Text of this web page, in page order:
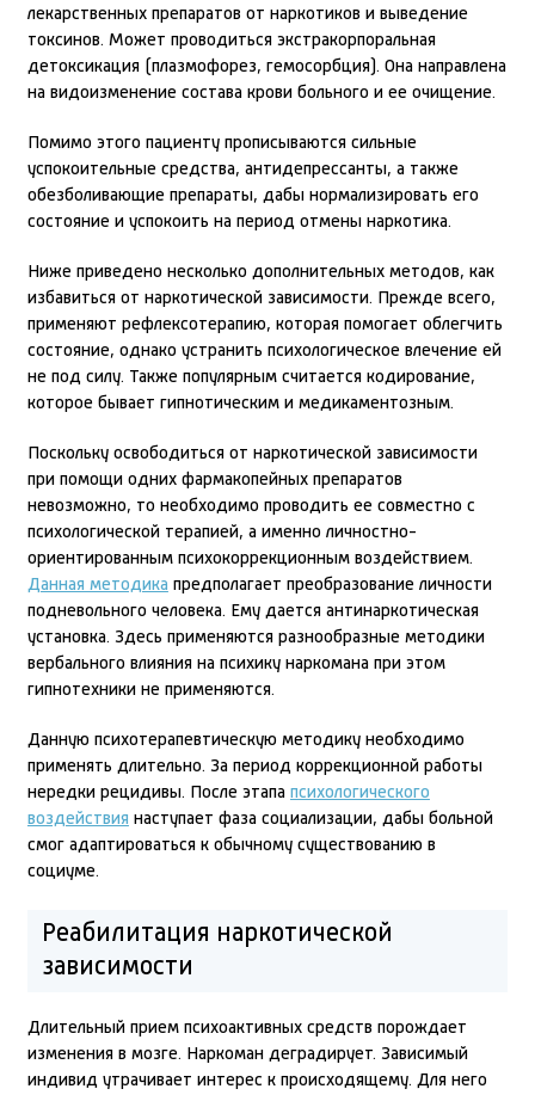
лекарственных препаратов от наркотиков и выведение
токсинов. Может проводиться экстракорпоральная
детоксикация (плазмофорез, гемосорбция). Она направлена
на видоизменение состава крови больного и ее очищение.
Помимо этого пациенту прописываются сильные
успокоительные средства, антидепрессанты, а также
обезболивающие препараты, дабы нормализировать его
состояние и успокоить на период отмены наркотика.
Ниже приведено несколько дополнительных методов, как
избавиться от наркотической зависимости. Прежде всего,
применяют рефлексотерапию, которая помогает облегчить
состояние, однако устранить психологическое влечение ей
не под силу. Также популярным считается кодирование,
которое бывает гипнотическим и медикаментозным.
Поскольку освободиться от наркотической зависимости
при помощи одних фармакопейных препаратов
невозможно, то необходимо проводить ее совместно с
психологической терапией, а именно личностно-
ориентированным психокоррекционным воздействием.
Данная методика предполагает преобразование личности
подневольного человека. Ему дается антинаркотическая
установка. Здесь применяются разнообразные методики
вербального влияния на психику наркомана при этом
гипнотехники не применяются.
Данную психотерапевтическую методику необходимо
применять длительно. За период коррекционной работы
нередки рецидивы. После этапа психологического
воздействия наступает фаза социализации, дабы больной
смог адаптироваться к обычному существованию в
социуме.
Реабилитация наркотической
зависимости
Длительный прием психоактивных средств порождает
изменения в мозге. Наркоман деградирует. Зависимый
индивид утрачивает интерес к происходящему. Для него